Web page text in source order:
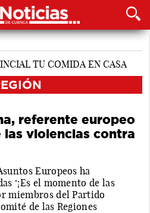
referente europeo
las violencias contra
Europeos ha
‘¡Es el momento de las
miembros del Partido
de las Regiones